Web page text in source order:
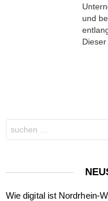
und
for:
Wie digital ist Nordrhein-